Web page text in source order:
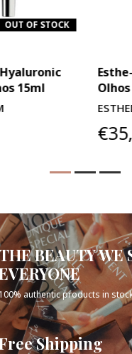
OUT OF STOCK
15ml
BEAUTY WE
100% authentic products in
Shipping